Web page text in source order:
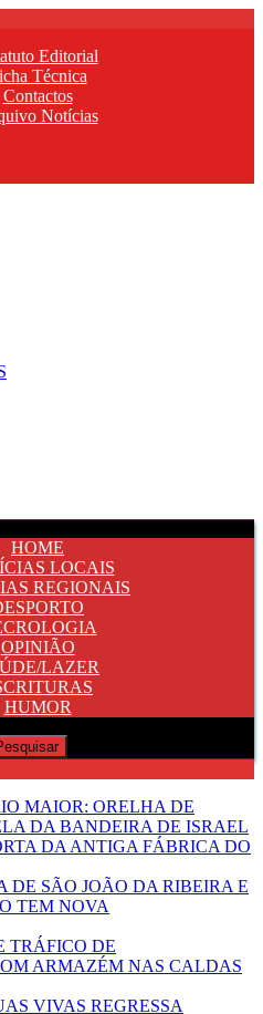
Editorial
Técnica
Contactos
Notícias
HOME
LOCAIS
REGIONAIS
OPINIÃO
LAZER
HUMOR
MAIOR: ORELHA DE
DA BANDEIRA DE ISRAEL
DA ANTIGA FÁBRICA DO
DE SÃO JOÃO DA RIBEIRA E
TEM NOVA
TRÁFICO DE
ARMAZÉM NAS CALDAS
VIVAS REGRESSA